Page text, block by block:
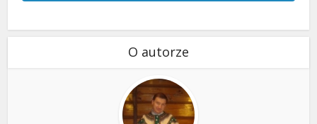
O autorze